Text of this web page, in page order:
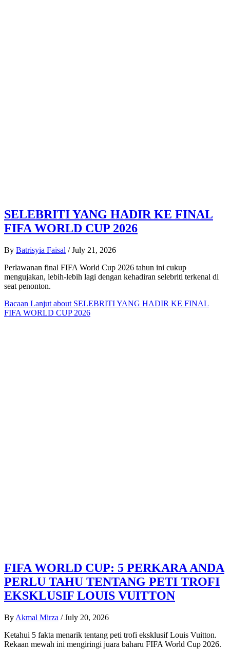
SELEBRITI YANG HADIR KE FINAL
FIFA WORLD CUP 2026
By Batrisyia Faisal / July 21, 2026
Perlawanan final FIFA World Cup 2026 tahun ini cukup
mengujakan, lebih-lebih lagi dengan kehadiran selebriti terkenal di
seat penonton.
Bacaan Lanjut about SELEBRITI YANG HADIR KE FINAL
FIFA WORLD CUP 2026
FIFA WORLD CUP: 5 PERKARA ANDA
PERLU TAHU TENTANG PETI TROFI
EKSKLUSIF LOUIS VUITTON
By Akmal Mirza / July 20, 2026
Ketahui 5 fakta menarik tentang peti trofi eksklusif Louis Vuitton.
Rekaan mewah ini mengiringi juara baharu FIFA World Cup 2026.